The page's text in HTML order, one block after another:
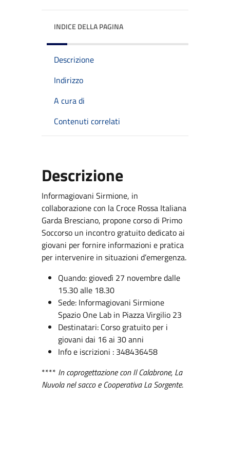
INDICE DELLA PAGINA
Descrizione
Indirizzo
A cura di
Contenuti correlati
Descrizione
Informagiovani Sirmione, in
collaborazione con la Croce Rossa Italiana
Garda Bresciano, propone corso di Primo
Soccorso un incontro gratuito dedicato ai
giovani per fornire informazioni e pratica
per intervenire in situazioni d’emergenza.
Quando: giovedì 27 novembre dalle
15.30 alle 18.30
Sede: Informagiovani Sirmione
Spazio One Lab in Piazza Virgilio 23
Destinatari: Corso gratuito per i
giovani dai 16 ai 30 anni
Info e iscrizioni : 348436458
**** In coprogettazione con Il Calabrone, La
Nuvola nel sacco e Cooperativa La Sorgente.